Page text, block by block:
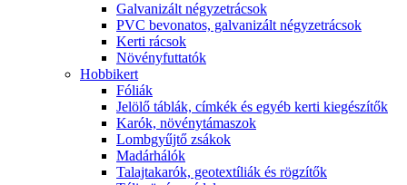
Galvanizált négyzetrácsok
PVC bevonatos, galvanizált négyzetrácsok
Kerti rácsok
Növényfuttatók
Hobbikert
Fóliák
Jelölő táblák, címkék és egyéb kerti kiegészítők
Karók, növénytámaszok
Lombgyűjtő zsákok
Madárhálók
Talajtakarók, geotextíliák és rögzítők